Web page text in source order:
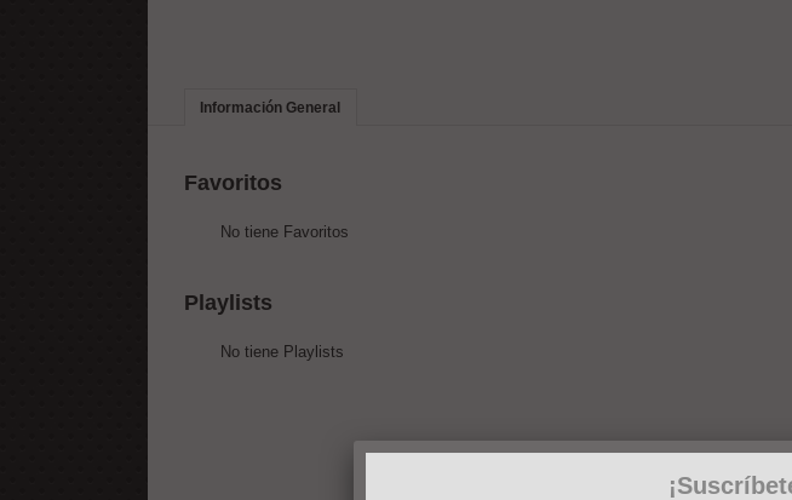
Información General
Favoritos
No tiene Favoritos
Playlists
No tiene Playlists